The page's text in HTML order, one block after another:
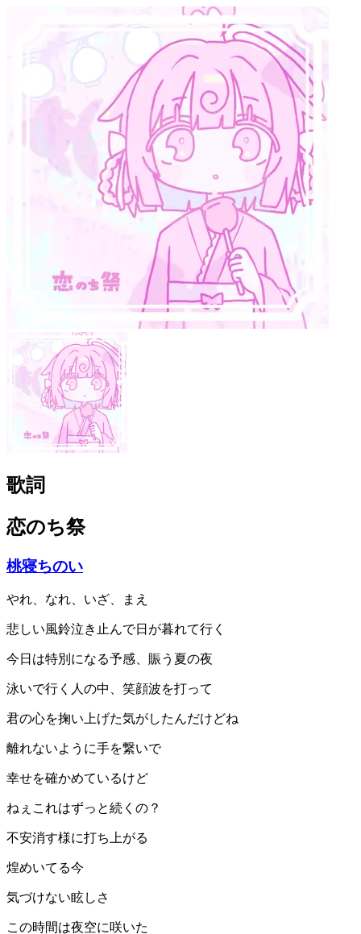
歌詞
恋のち祭
桃寝ちのい
やれ、なれ、いざ、まえ
悲しい風鈴泣き止んで日が暮れて行く
今日は特別になる予感、賑う夏の夜
泳いで行く人の中、笑顔波を打って
君の心を掬い上げた気がしたんだけどね
離れないように手を繋いで
幸せを確かめているけど
ねぇこれはずっと続くの？
不安消す様に打ち上がる
煌めいてる今
気づけない眩しさ
この時間は夜空に咲いた